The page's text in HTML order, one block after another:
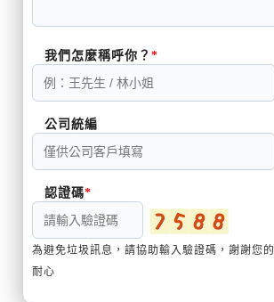
我們怎麼稱呼你？
公司統編
認證碼
為避免垃圾訊息，請協助輸入驗證碼，謝謝您的
耐心